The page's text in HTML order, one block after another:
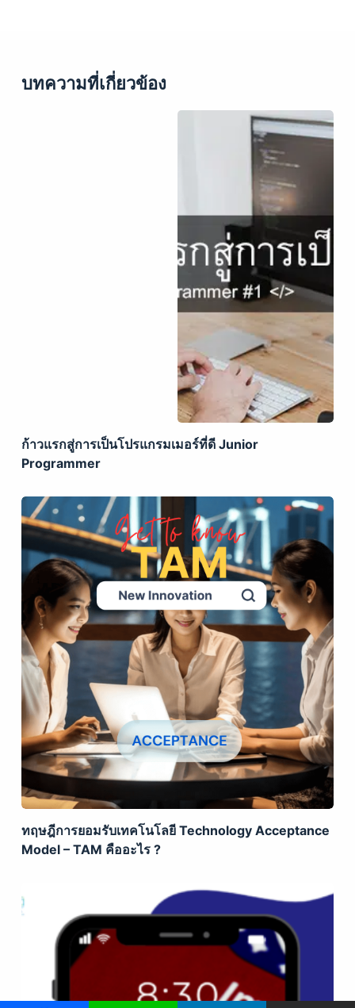
บทความที่เกี่ยวข้อง
ก้าวแรกสู่การเป็นโปรแกรมเมอร์ที่ดี Junior
Programmer
ทฤษฎีการยอมรับเทคโนโลยี Technology Acceptance
Model – TAM คืออะไร ?